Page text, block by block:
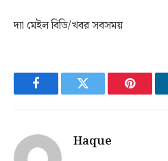
দ্যা মেইল বিডি/খবর সবসময়
FacebookTwitter
Haque